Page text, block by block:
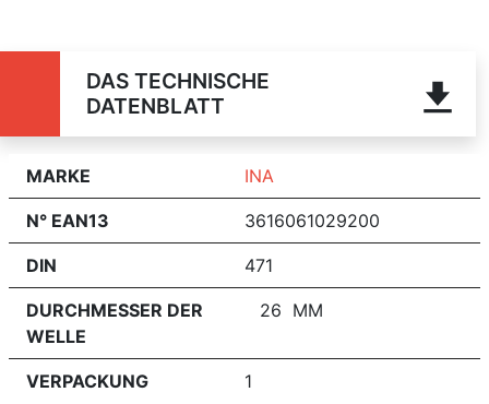
DAS TECHNISCHE
DATENBLATT
MARKE INA
N° EAN13 3616061029200
DIN 471
DURCHMESSER DER
WELLE
26 MM
VERPACKUNG 1